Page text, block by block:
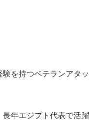
を持つベテランアタッ
長年エジプト代表で活躍